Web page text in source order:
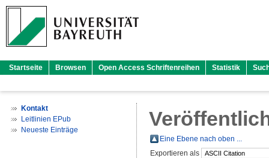
Startseite Browsen Open Access Schriftenreihen Statistik
Kontakt
Leitlinien EPub
Neueste Einträge
Eine Ebene nach oben ...
Exportieren als